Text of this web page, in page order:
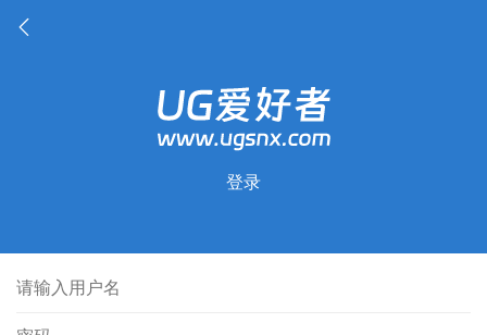
登录